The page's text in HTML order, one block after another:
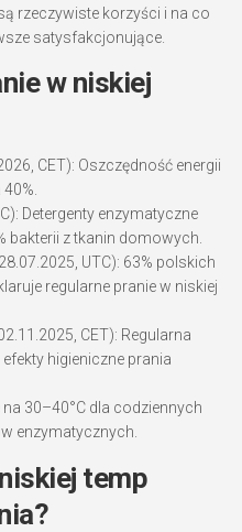
rzeczywiste korzyści i na co
satysfakcjonujące.
w niskiej
CET): Oszczędność energii
Detergenty enzymatyczne
bakterii z tkanin domowych.
UTC): 63% polskich
regularne pranie w niskiej
CET): Regularna
higieniczne prania
30–40°C dla codziennych
enzymatycznych.
temp